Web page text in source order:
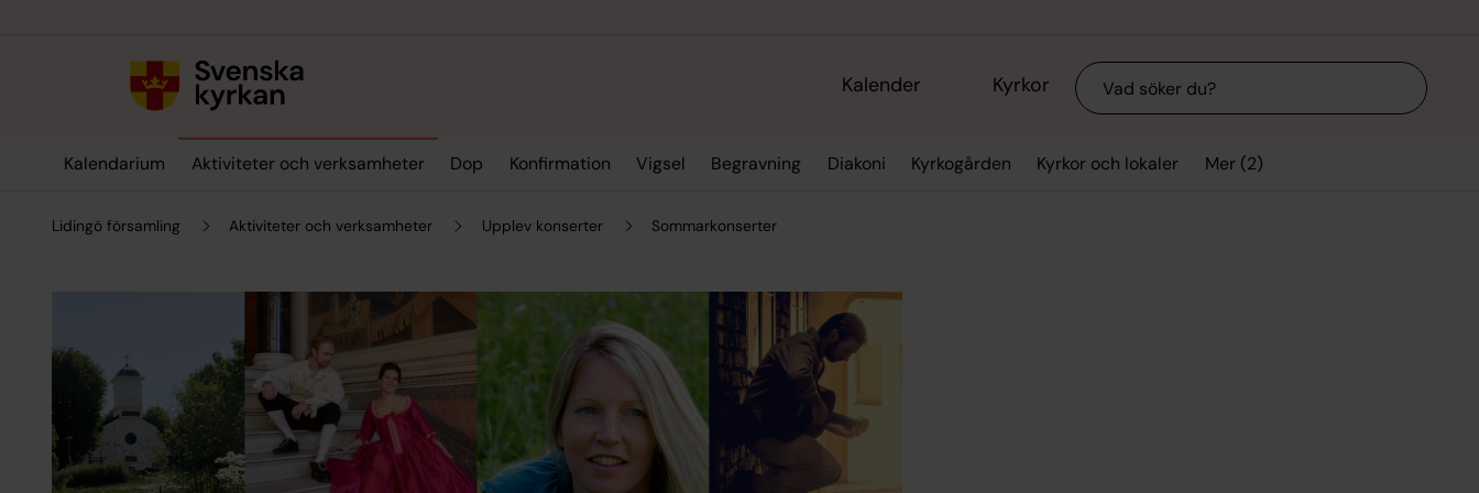
Kalender Kyrkor Sök
Kalendarium Aktiviteter och verksamheter Dop Konfirmation Vigsel Begravning Diakoni Kyrkogården Kyrkor och lokaler Mer (2)
Lidingö församling Aktiviteter och verksamheter Upplev konserter Sommarkonserter